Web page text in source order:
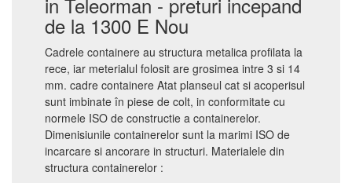
de la 1300 E Nou
Cadrele containere au structura metalica profilata la
rece, iar meterialul folosit are grosimea intre 3 si 14
mm. cadre containere Atat planseul cat si acoperisul
sunt imbinate în piese de colt, in conformitate cu
normele ISO de constructie a containerelor.
Dimenisiunile containerelor sunt la marimi ISO de
incarcare si ancorare in structuri. Materialele din
structura containerelor :